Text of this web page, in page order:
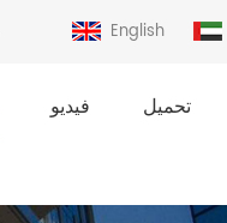
English
فيديو تحميل